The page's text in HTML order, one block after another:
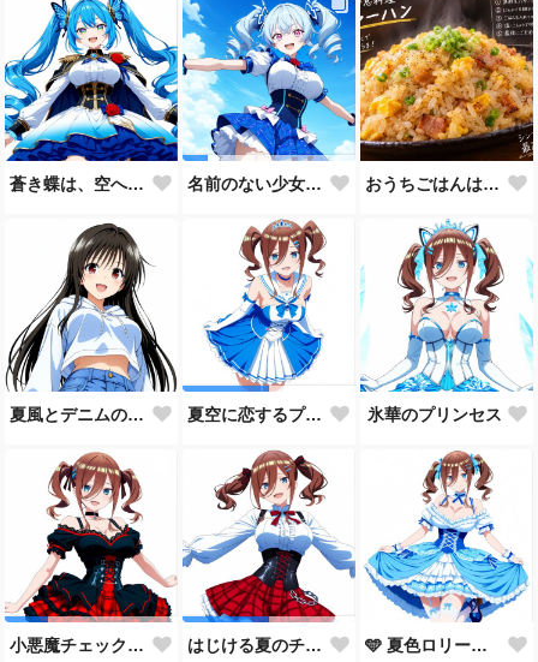
蒼き蝶は、空へ舞う。🦋💙 名前のない少女、誕生。🩵 おうちごはんはチャーハンで🍚💕
夏風とデニムの約束 夏空に恋するプリンセス 氷華のプリンセス
小悪魔チェック・ロリータ はじける夏のチェックコーデ！ 🩵 夏色ロリータ 🩵